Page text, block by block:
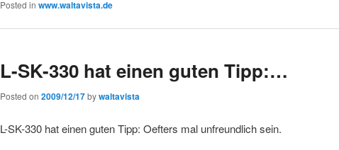
Posted in www.waltavista.de
L-SK-330 hat einen guten Tipp:…
Posted on 2009/12/17bywaltavista
L-SK-330 hat einen guten Tipp: Oefters mal unfreundlich sein.